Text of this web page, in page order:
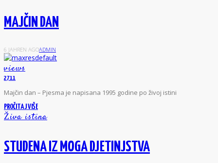
MAJČIN DAN
6 JAHREN AGOADMIN
views
2711
Majčin dan – Pjesma je napisana 1995 godine po živoj istini
PROČITAJ VIŠE
Živa istina
STUDENA IZ MOGA DJETINJSTVA